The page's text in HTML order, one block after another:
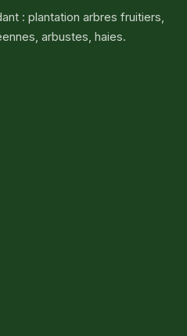
: plantation arbres fruitiers,
arbustes, haies.